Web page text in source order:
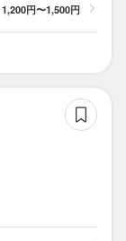
1,200円〜1,500円